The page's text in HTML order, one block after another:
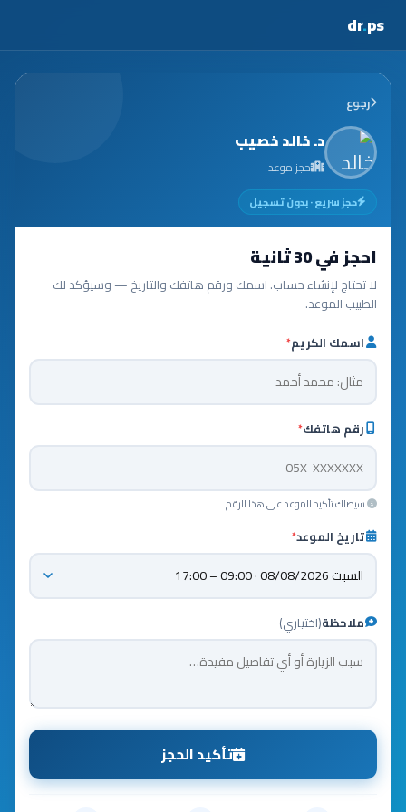
dr.ps
رجوع
د. خالد خصيب
حجز موعد
حجز سريع · بدون تسجيل
احجز في 30 ثانية
لا تحتاج لإنشاء حساب. اسمك ورقم هاتفك والتاريخ — وسيؤكد لك
الطبيب الموعد.
اسمك الكريم*
رقم هاتفك*
سيصلك تأكيد الموعد على هذا الرقم
تاريخ الموعد*
ملاحظة(اختياري)
تأكيد الحجز